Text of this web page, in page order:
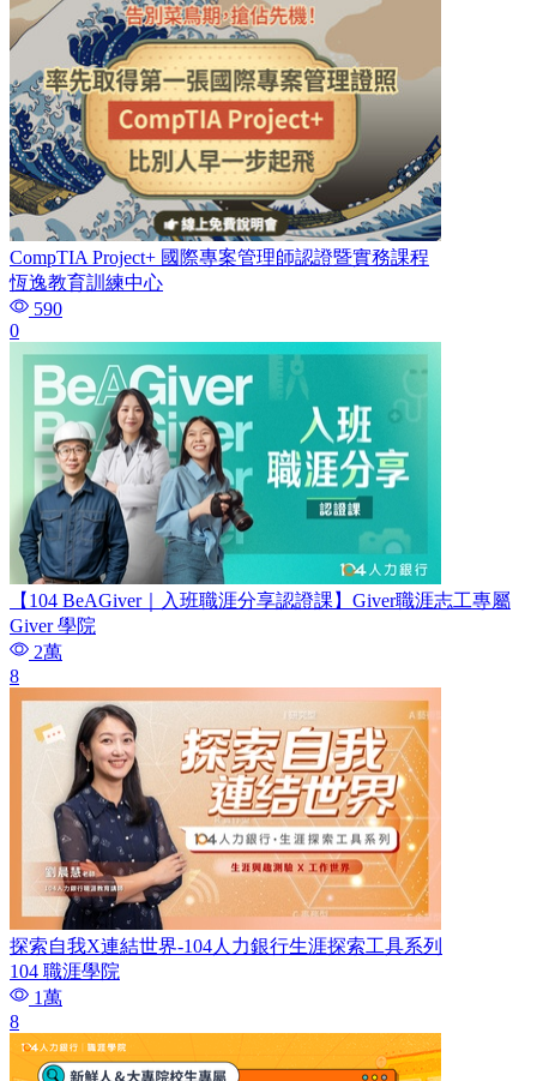
CompTIA Project+ 國際專案管理師認證暨實務課程
恆逸教育訓練中心
590
0
【104 BeAGiver｜入班職涯分享認證課】Giver職涯志工專屬
Giver 學院
2萬
8
探索自我X連結世界-104人力銀行生涯探索工具系列
104 職涯學院
1萬
8